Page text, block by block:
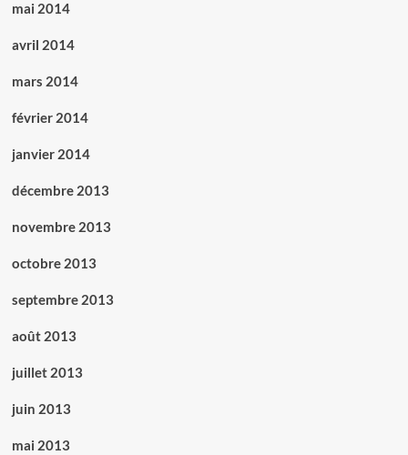
mai 2014
avril 2014
mars 2014
février 2014
janvier 2014
décembre 2013
novembre 2013
octobre 2013
septembre 2013
août 2013
juillet 2013
juin 2013
mai 2013